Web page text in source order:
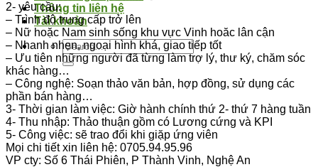
Thông tin liên hệ
Tài khoản
2- yêu cầu:
– Trình độ trung cấp trở lên
– Nữ hoặc Nam sinh sống khu vực Vinh hoăc lân cận
– Nhanh nhẹn, ngoại hình khá, giao tiếp tốt
– Ưu tiên những người đã từng làm trợ lý, thư ký, chăm sóc
khác hàng…
– Công nghệ: Soạn thảo văn bản, hợp đồng, sử dụng các
phần bán hàng…
3- Thời gian làm việc: Giờ hành chính thứ 2- thứ 7 hàng tuần
4- Thu nhập: Thảo thuận gồm có Lương cứng và KPI
5- Công việc: sẽ trao đổi khi giặp ứng viên
Mọi chi tiết xin liên hệ: 0705.94.95.96
VP cty: Số 6 Thái Phiên, P Thành Vinh, Nghệ An